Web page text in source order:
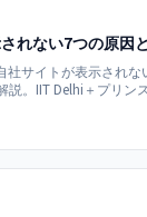
れない7つの原因
社サイトが表示され
説。IIT Delhi＋プリン
ンツ構造の問題を自己